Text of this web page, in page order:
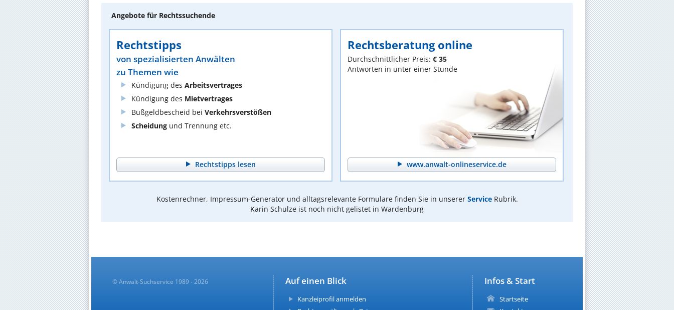
Angebote für Rechtssuchende
Rechtstipps
von spezialisierten Anwälten
zu Themen wie
Kündigung des Arbeitsvertrages
Kündigung des Mietvertrages
Bußgeldbescheid bei Verkehrsverstößen
Scheidung und Trennung etc.
Rechtstipps lesen
Rechtsberatung online
Durchschnittlicher Preis: € 35
Antworten in unter einer Stunde
www.anwalt-onlineservice.de
Kostenrechner, Impressum-Generator und alltagsrelevante Formulare finden Sie in unserer ServiceRubrik.
Karin Schulze ist noch nicht gelistet in Wardenburg
Infos & Start
Startseite
Auf einen Blick
Kanzleiprofil anmelden
© Anwalt-Suchservice 1989 - 2026